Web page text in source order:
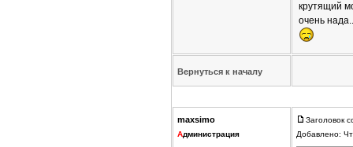
крутящий
очень
Вернуться к началу
maxsimo
Администрация
Заголовок
Добавлено: